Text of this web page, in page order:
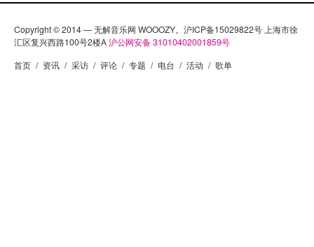
Copyright © 2014 — 无解音乐网 WOOOZY。沪ICP备15029822号 上海市徐
汇区复兴西路100号2楼A沪公网安备 31010402001859号
首页 / 资讯 / 采访 / 评论 / 专题 / 电台 / 活动 / 歌单